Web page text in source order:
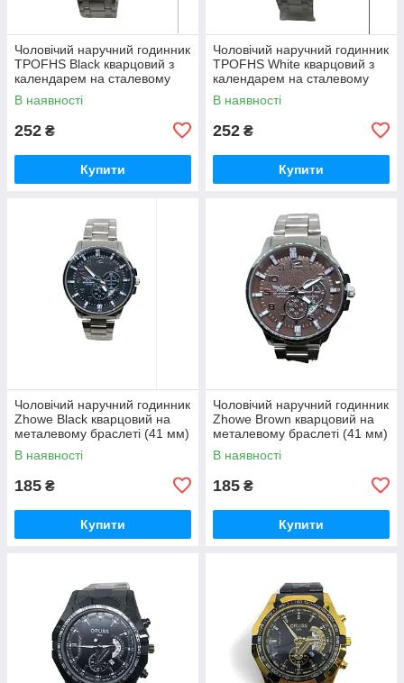
Чоловічий наручний годинник
TPOFHS Black кварцовий з
календарем на сталевому
браслеті гурт
В наявності
252 ₴
Купити
Чоловічий наручний годинник
TPOFHS White кварцовий з
календарем на сталевому
браслеті гурт
В наявності
252 ₴
Купити
Чоловічий наручний годинник
Zhowe Black кварцовий на
металевому браслеті (41 мм)
гурт
В наявності
185 ₴
Купити
Чоловічий наручний годинник
Zhowe Brown кварцовий на
металевому браслеті (41 мм)
гурт
В наявності
185 ₴
Купити